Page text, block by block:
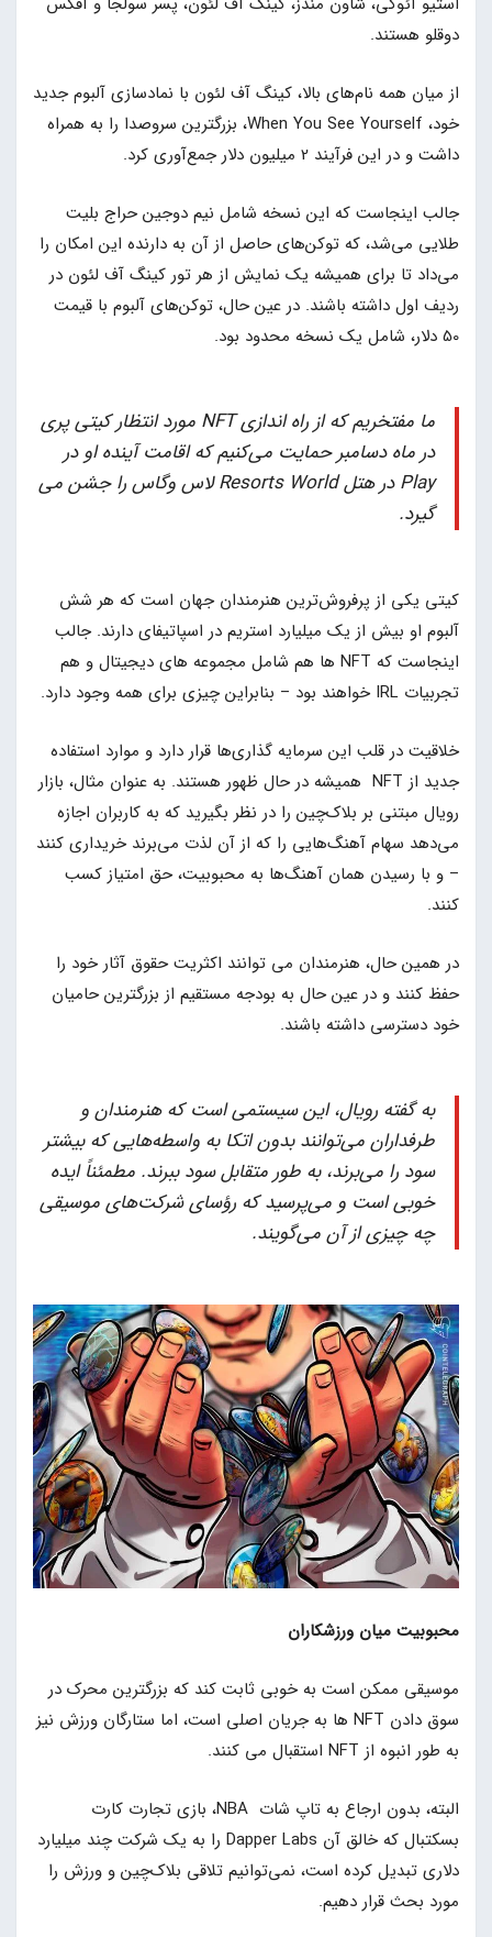
دوقلو هستند.
از میان همه نام‌های بالا، کینگ آف لئون با نمادسازی آلبوم جدید
خود، When You See Yourself، بزرگترین سروصدا را به همراه
داشت و در این فرآیند 2 میلیون دلار جمع‌آوری کرد.
جالب اینجاست که این نسخه شامل نیم دوجین حراج بلیت
طلایی می‌شد، که توکن‌های حاصل از آن به دارنده این امکان را
می‌داد تا برای همیشه یک نمایش از هر تور کینگ آف لئون در
ردیف اول داشته باشند. در عین حال، توکن‌های آلبوم با قیمت
50 دلار، شامل یک نسخه محدود بود.
ما مفتخریم که از راه اندازی NFT مورد انتظار کیتی پری
در ماه دسامبر حمایت می‌کنیم که اقامت آینده او در
Play در هتل Resorts World لاس وگاس را جشن می
گیرد.
کیتی یکی از پرفروش‌ترین هنرمندان جهان است که هر شش
آلبوم او بیش از یک میلیارد استریم در اسپاتیفای دارند. جالب
اینجاست که NFT ها هم شامل مجموعه های دیجیتال و هم
تجربیات IRL خواهند بود – بنابراین چیزی برای همه وجود دارد.
خلاقیت در قلب این سرمایه گذاری‌ها قرار دارد و موارد استفاده
جدید از NFT همیشه در حال ظهور هستند. به عنوان مثال، بازار
رویال مبتنی بر بلاک‌چین را در نظر بگیرید که به کاربران اجازه
می‌دهد سهام آهنگ‌هایی را که از آن لذت می‌برند خریداری کنند
– و با رسیدن همان آهنگ‌ها به محبوبیت، حق امتیاز کسب
کنند.
در همین حال، هنرمندان می توانند اکثریت حقوق آثار خود را
حفظ کنند و در عین حال به بودجه مستقیم از بزرگترین حامیان
خود دسترسی داشته باشند.
به گفته رویال، این سیستمی است که هنرمندان و
طرفداران می‌توانند بدون اتکا به واسطه‌هایی که بیشتر
سود را می‌برند، به طور متقابل سود ببرند. مطمئناً ایده
خوبی است و می‌پرسید که رؤسای شرکت‌های موسیقی
چه چیزی از آن می‌گویند.
محبوبیت میان ورزشکاران
موسیقی ممکن است به خوبی ثابت کند که بزرگترین محرک در
سوق دادن NFT ها به جریان اصلی است، اما ستارگان ورزش نیز
به طور انبوه از NFT استقبال می کنند.
البته، بدون ارجاع به تاپ شات NBA، بازی تجارت کارت
بسکتبال که خالق آن Dapper Labs را به یک شرکت چند میلیارد
دلاری تبدیل کرده است، نمی‌توانیم تلاقی بلاک‌چین و ورزش را
مورد بحث قرار دهیم.